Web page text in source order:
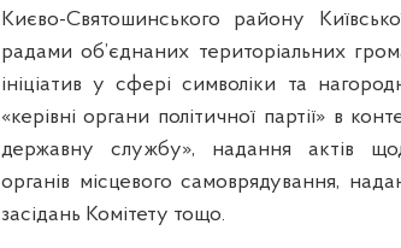
Києво-Святошинського району
радами об’єднаних територіальних
ініціатив у сфері символіки та
«керівні органи політичної партії» в
державну службу», надання актів
органів місцевого самоврядування,
засідань Комітету тощо.